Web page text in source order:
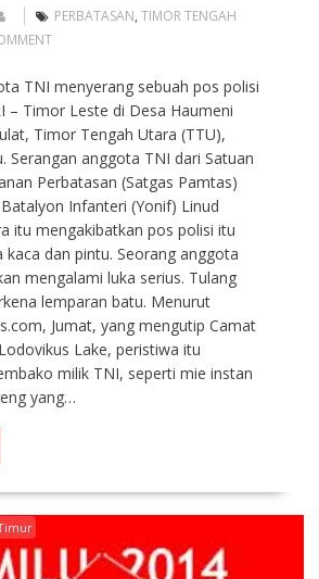
PERBATASAN, TIMOR TENGAH
TNI menyerang sebuah pos polisi
– Timor Leste di Desa Haumeni
Timor Tengah Utara (TTU),
Serangan anggota TNI dari Satuan
Perbatasan (Satgas Pamtas)
Infanteri (Yonif) Linud
itu mengakibatkan pos polisi itu
dan pintu. Seorang anggota
mengalami luka serius. Tulang
lemparan batu. Menurut
Jumat, yang mengutip Camat
Lake, peristiwa itu
milik TNI, seperti mie instan
yang…